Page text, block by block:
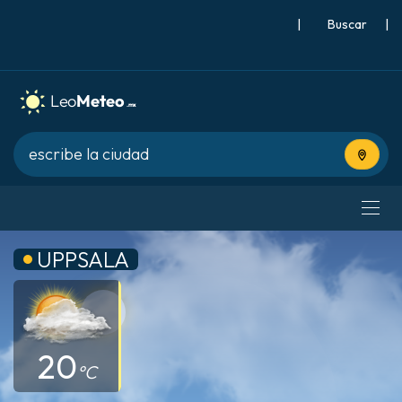
| |
Usa tu
UPPSALA
20°C